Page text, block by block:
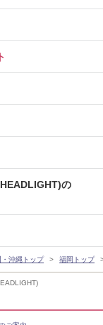
の
・沖縄トップ 福岡トップ